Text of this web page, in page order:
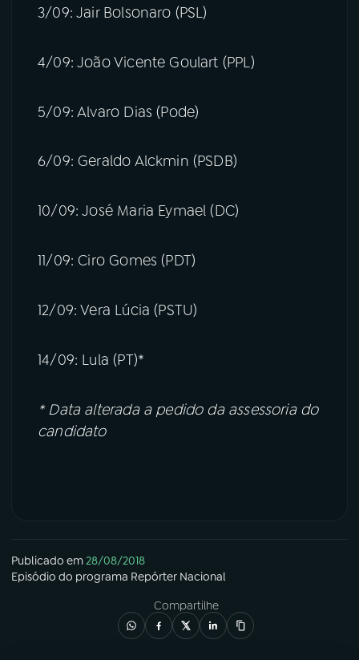
3/09: Jair Bolsonaro (PSL)
4/09: João Vicente Goulart (PPL)
5/09: Alvaro Dias (Pode)
6/09: Geraldo Alckmin (PSDB)
10/09: José Maria Eymael (DC)
11/09: Ciro Gomes (PDT)
12/09: Vera Lúcia (PSTU)
14/09: Lula (PT)*
* Data alterada a pedido da assessoria do
candidato
Publicado em28/08/2018
Episódio do programa Repórter Nacional
Compartilhe